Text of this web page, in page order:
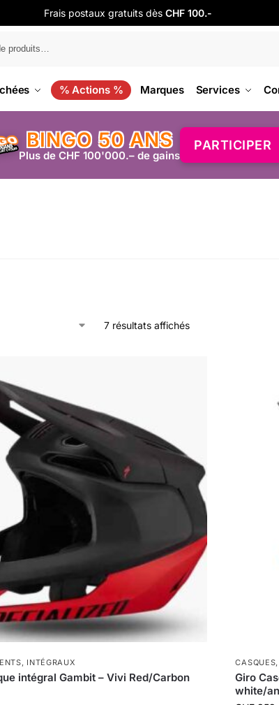
Frais postaux gratuits dèsCHF 100.-
% Actions % Marques Services
BINGO 50 ANS
Plus de CHF 100'000.– de gains
PARTICIPER
7 résultats affichés
INTÉGRAUX
intégral Gambit – Vivi Red/Carbon
CASQUES
Giro
white/